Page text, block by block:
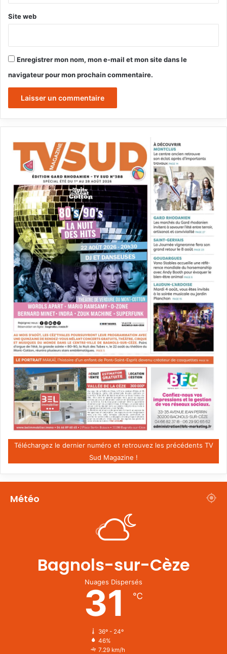
Site web
Enregistrer mon nom, mon e-mail et mon site dans le
navigateur pour mon prochain commentaire.
Téléchargez le dernier numéro et retrouvez les précédents TV
Sud Magazine !
Météo
Bagnols-sur-Cèze
Nuages Dispersés
31 ℃
36º - 24º
46%
7.29 km/h